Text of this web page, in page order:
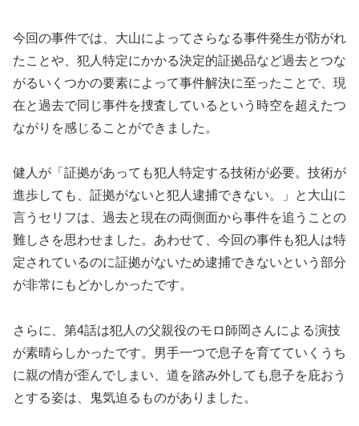
今回の事件では、大山によってさらなる事件発生が防がれ
たことや、犯人特定にかかる決定的証拠品など過去とつな
がるいくつかの要素によって事件解決に至ったことで、現
在と過去で同じ事件を捜査しているという時空を超えたつ
ながりを感じることができました。
健人が「証拠があっても犯人特定する技術が必要。技術が
進歩しても、証拠がないと犯人逮捕できない。」と大山に
言うセリフは、過去と現在の両側面から事件を追うことの
難しさを思わせました。あわせて、今回の事件も犯人は特
定されているのに証拠がないため逮捕できないという部分
が非常にもどかしかったです。
さらに、第4話は犯人の父親役のモロ師岡さんによる演技
が素晴らしかったです。男手一つで息子を育てていくうち
に親の情が歪んでしまい、道を踏み外しても息子を庇おう
とする姿は、鬼気迫るものがありました。